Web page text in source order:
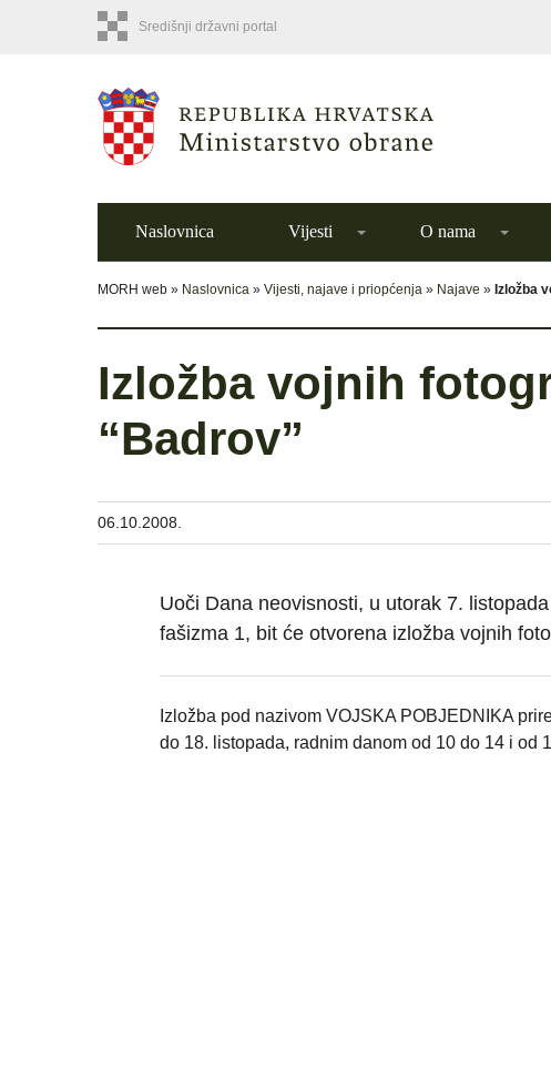
Središnji državni portal
Naslovnica Vijesti O nama
MORH web » Naslovnica » Vijesti, najave i priopćenja » Najave » Izložba
Izložba vojnih
“Badrov”
06.10.2008.
Uoči Dana neovisnosti, u utorak 7.
fašizma 1, bit će otvorena izložba vojnih
Izložba pod nazivom VOJSKA POBJEDNIKA
do 18. listopada, radnim danom od 10 do 14 i od